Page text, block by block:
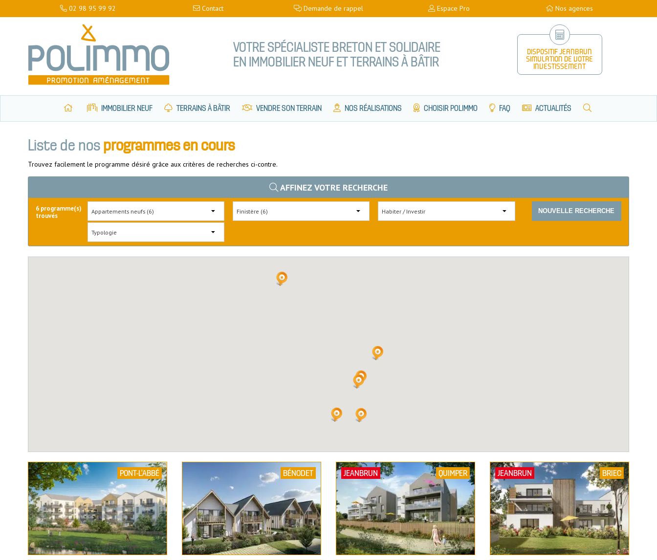
02 98 95 99 92 Contact Demande de rappel Espace Pro Nos agences
VOTRE SPÉCIALISTE BRETON ET SOLIDAIRE
EN IMMOBILIER NEUF ET TERRAINS À BÂTIR
DISPOSITIF JEANBRUN
SIMULATION DE VOTRE
INVESTISSEMENT
IMMOBILIER NEUF TERRAINS À BÂTIR VENDRE SON TERRAIN NOS RÉALISATIONS CHOISIR POLIMMO FAQ ACTUALITÉS
Liste de nosprogrammes en cours
Trouvez facilement le programme désiré grâce aux critères de recherches ci-contre.
AFFINEZ VOTRE RECHERCHE
6 programme(s)
trouvés
PONT-L'ABBÉ BÉNODET JEANBRUN QUIMPER JEANBRUN BRIEC